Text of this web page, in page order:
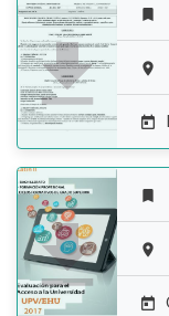







